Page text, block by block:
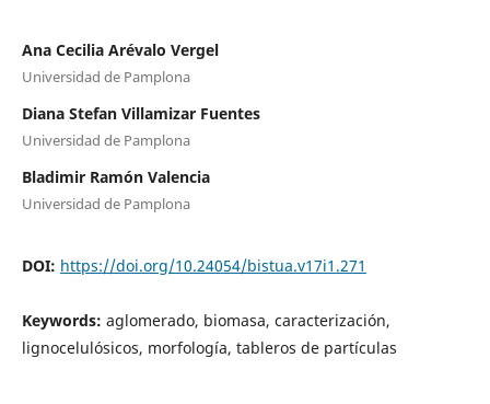
Ana Cecilia Arévalo Vergel
Universidad de Pamplona
Diana Stefan Villamizar Fuentes
Universidad de Pamplona
Bladimir Ramón Valencia
Universidad de Pamplona
DOI: https://doi.org/10.24054/bistua.v17i1.271
Keywords: aglomerado, biomasa, caracterización,
lignocelulósicos, morfología, tableros de partículas